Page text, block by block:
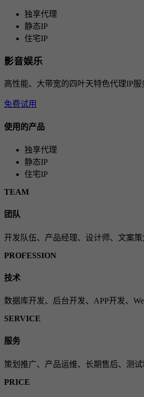
独享代理
静态IP
住宅IP
影音娱乐
高性能、大带宽的四叶天特色代理IP
免费试用
使用的产品
独享代理
静态IP
住宅IP
TEAM
团队
开发队伍、产品经理、设计师、文案策
PROFESSION
技术
数据库开发、后台开发、APP开发、
SERVICE
服务
策划推广、产品运维、长期售后、测试
PRICE